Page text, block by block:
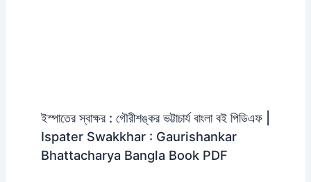
ইস্পাতের স্বাক্ষর : গৌরীশঙ্কর ভট্টাচার্য বাংলা বই পিডিএফ |
Ispater Swakkhar : Gaurishankar
Bhattacharya Bangla Book PDF